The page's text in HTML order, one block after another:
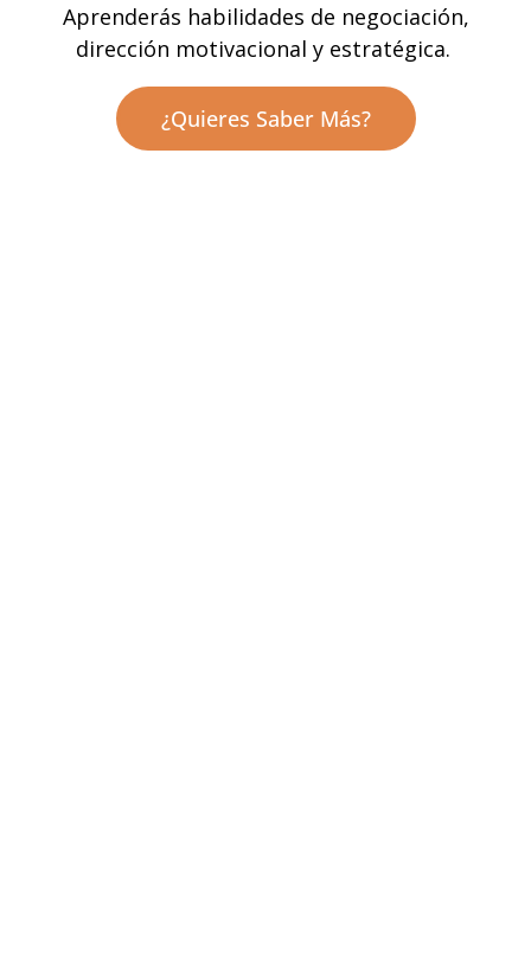
Aprenderás habilidades de negociación,
dirección motivacional y estratégica.
¿Quieres Saber Más?